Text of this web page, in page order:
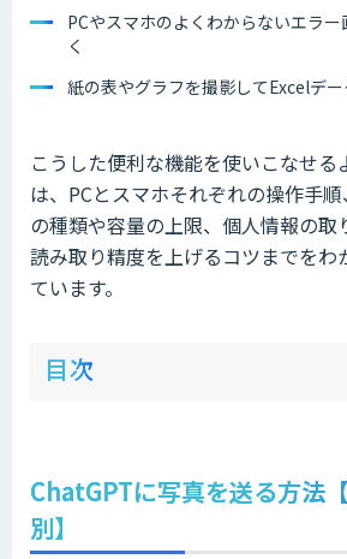
PCやスマホのよくわからないエラ
く
紙の表やグラフを撮影してExcelデ
こうした便利な機能を使いこなせる
は、PCとスマホそれぞれの操作手
の種類や容量の上限、個人情報の取
読み取り精度を上げるコツまでをわ
ています。
目次
ChatGPTに写真を送る方法
別】